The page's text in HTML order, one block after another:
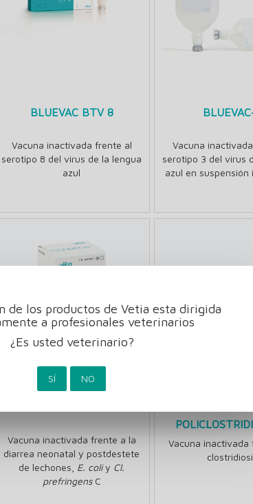
BLUEVAC BTV 8
Vacuna inactivada frente al
serotipo 8 del virus de la lengua
azul
Vacuna
serotipo 3 del virus
azul en suspensión
Vacuna inactivada frente a la
diarrea neonatal y postdestete
de lechones, E. coliy Cl.
prefringensC
Vacuna inactivada
de los productos de Vetia esta dirigida
a profesionales veterinarios
¿Es usted veterinario?
SÍ NO